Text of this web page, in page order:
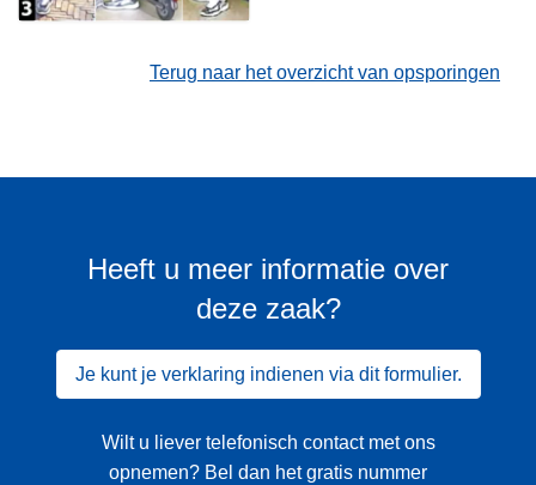
Terug naar het overzicht van opsporingen
Heeft u meer informatie over
deze zaak?
Je kunt je verklaring indienen via dit formulier.
Wilt u liever telefonisch contact met ons
opnemen? Bel dan het gratis nummer